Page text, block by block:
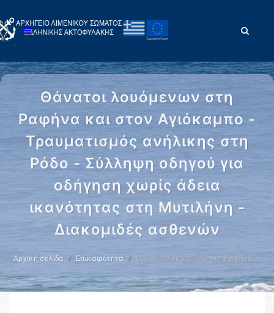
Θάνατοι λουόμενων στη
Ραφήνα και στον Αγιόκαμπο -
Τραυματισμός ανήλικης στη
Ρόδο - Σύλληψη οδηγού για
οδήγηση χωρίς άδεια
ικανότητας στη Μυτιλήνη -
Διακομιδές ασθενών
Αρχική σελίδα Επικαιρότητα Θάνατοι λουόμενων στη Ραφήνα …